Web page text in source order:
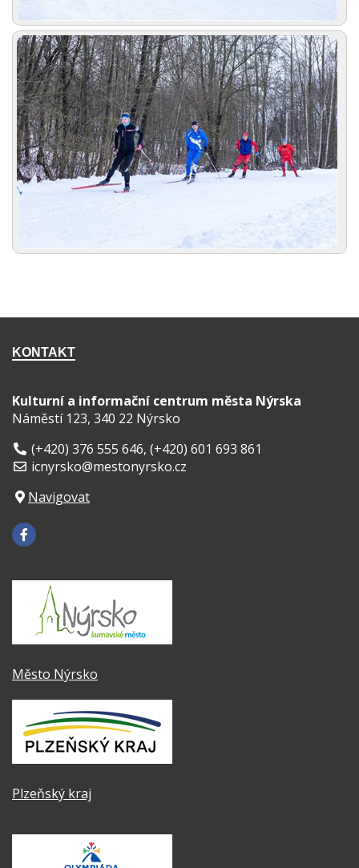
KONTAKT
Kulturní a informační centrum města Nýrska
Náměstí 123, 340 22 Nýrsko
(+420) 376 555 646, (+420) 601 693 861
icnyrsko@mestonyrsko.cz
Navigovat
Město Nýrsko
Plzeňský kraj